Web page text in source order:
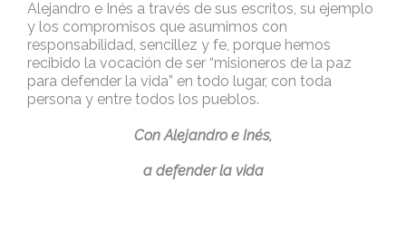
Alejandro e Inés a través de sus escritos, su ejemplo
y los compromisos que asumimos con
responsabilidad, sencillez y fe, porque hemos
recibido la vocación de ser “misioneros de la paz
para defender la vida” en todo lugar, con toda
persona y entre todos los pueblos.
Con Alejandro e Inés,
a defender la vida